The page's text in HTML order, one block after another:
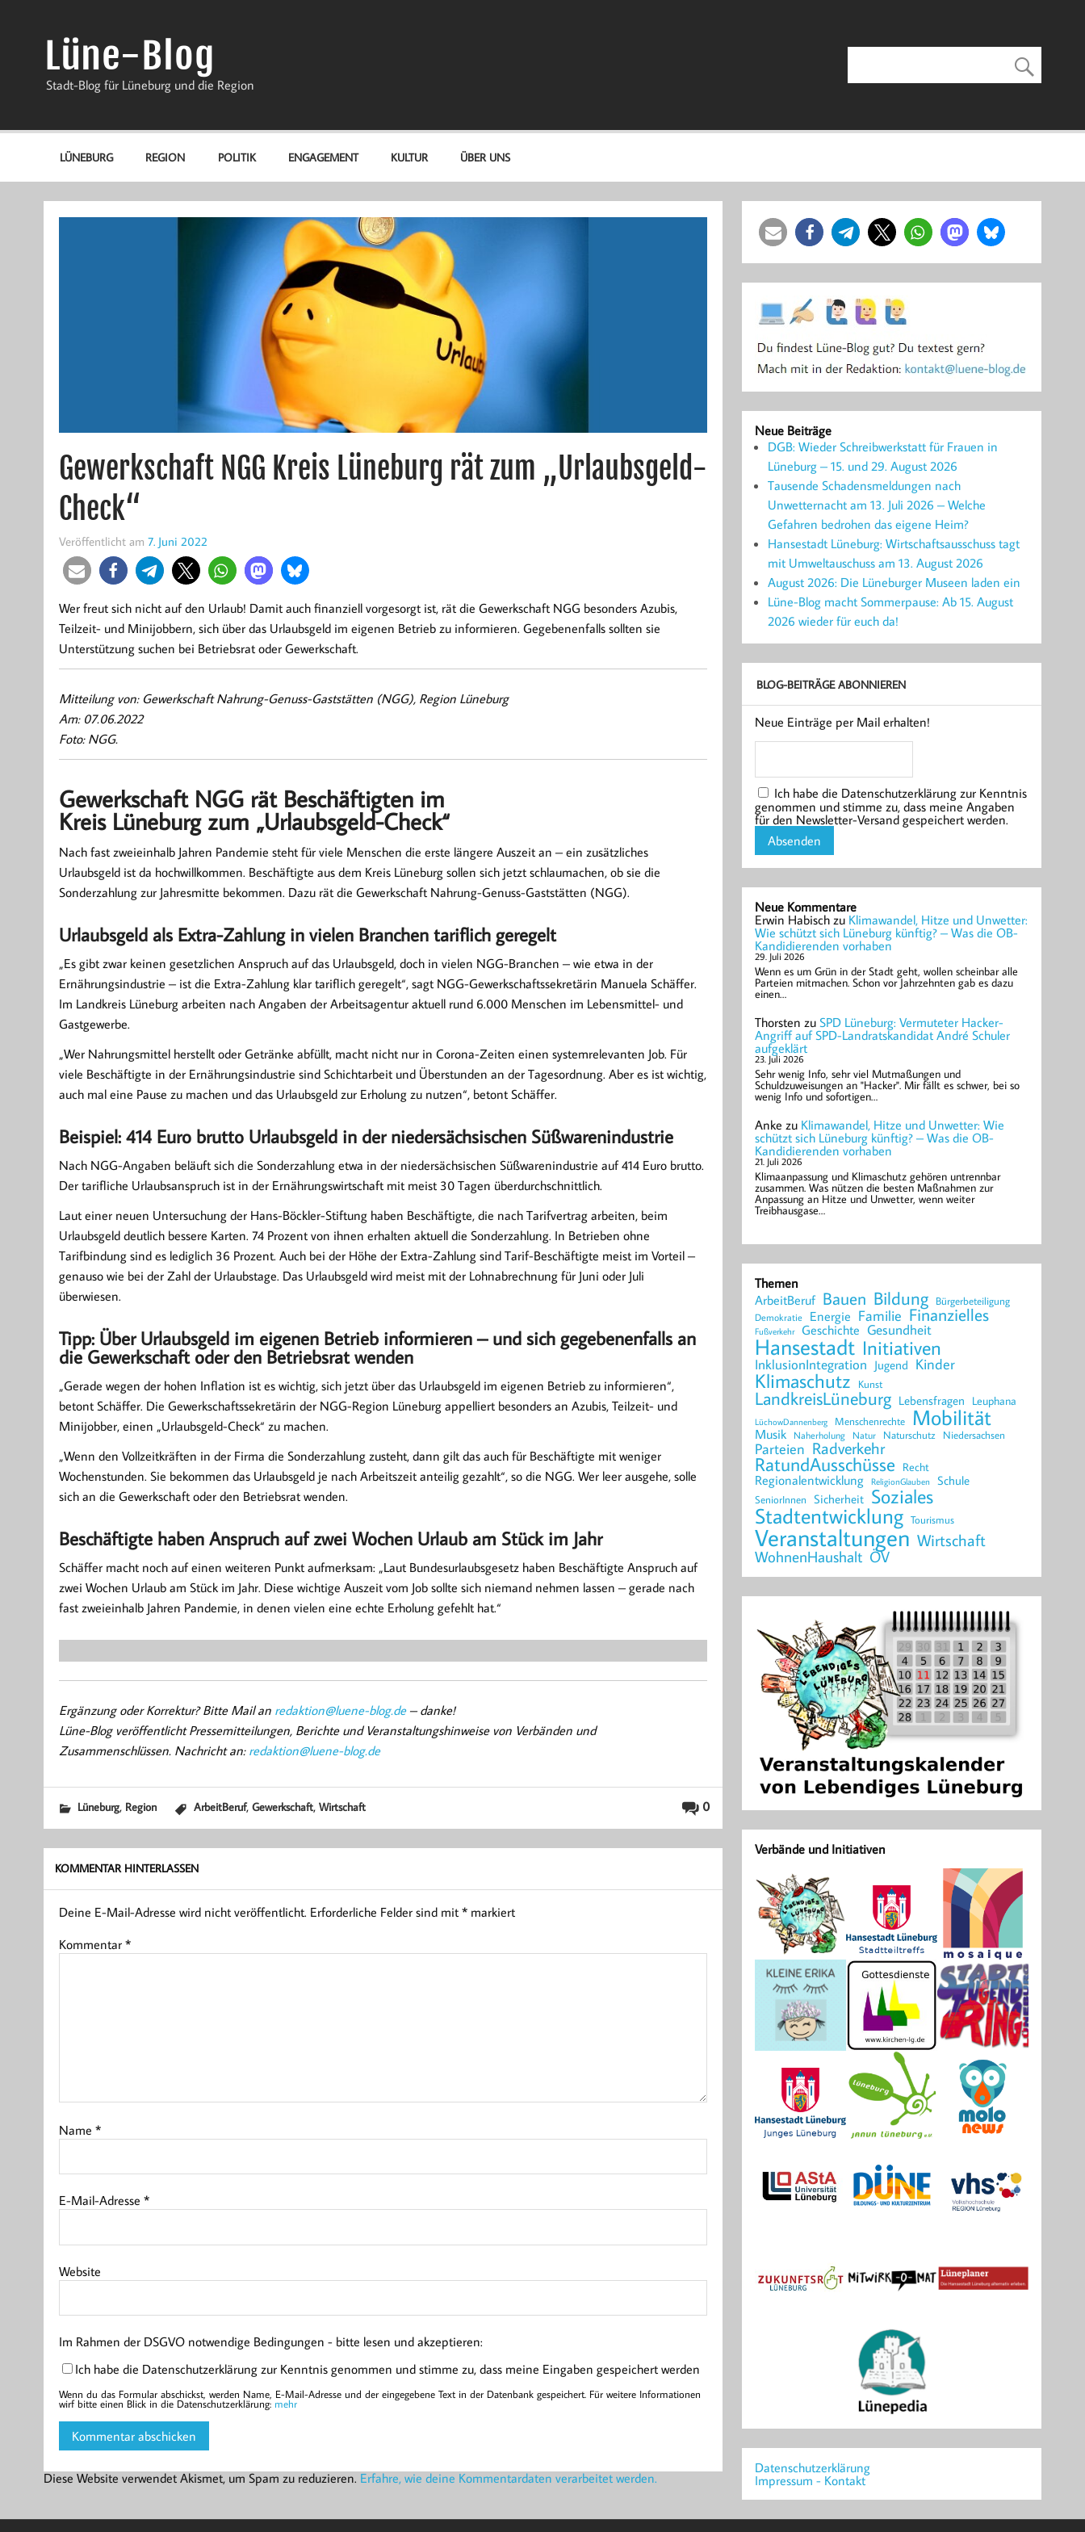
Lüne-Blog
Stadt-Blog für Lüneburg und die Region
LÜNEBURG REGION POLITIK ENGAGEMENT KULTUR ÜBER UNS
Gewerkschaft NGG Kreis Lüneburg rät zum „Urlaubsgeld-
Check“
Veröffentlicht am 7. Juni 2022
Wer freut sich nicht auf den Urlaub! Damit auch finanziell vorgesorgt ist, rät die Gewerkschaft NGG besonders Azubis,
Teilzeit- und Minijobbern, sich über das Urlaubsgeld im eigenen Betrieb zu informieren. Gegebenenfalls sollten sie
Unterstützung suchen bei Betriebsrat oder Gewerkschaft.
Mitteilung von: Gewerkschaft Nahrung-Genuss-Gaststätten (NGG), Region Lüneburg
Am: 07.06.2022
Foto: NGG.
Gewerkschaft NGG rät Beschäftigten im
Kreis Lüneburg zum „Urlaubsgeld-Check“
Nach fast zweieinhalb Jahren Pandemie steht für viele Menschen die erste längere Auszeit an – ein zusätzliches
Urlaubsgeld ist da hochwillkommen. Beschäftigte aus dem Kreis Lüneburg sollen sich jetzt schlaumachen, ob sie die
Sonderzahlung zur Jahresmitte bekommen. Dazu rät die Gewerkschaft Nahrung-Genuss-Gaststätten (NGG).
Urlaubsgeld als Extra-Zahlung in vielen Branchen tariflich geregelt
„Es gibt zwar keinen gesetzlichen Anspruch auf das Urlaubsgeld, doch in vielen NGG-Branchen – wie etwa in der
Ernährungsindustrie – ist die Extra-Zahlung klar tariflich geregelt“, sagt NGG-Gewerkschaftssekretärin Manuela Schäffer.
Im Landkreis Lüneburg arbeiten nach Angaben der Arbeitsagentur aktuell rund 6.000 Menschen im Lebensmittel- und
Gastgewerbe.
„Wer Nahrungsmittel herstellt oder Getränke abfüllt, macht nicht nur in Corona-Zeiten einen systemrelevanten Job. Für
viele Beschäftigte in der Ernährungsindustrie sind Schichtarbeit und Überstunden an der Tagesordnung. Aber es ist wichtig,
auch mal eine Pause zu machen und das Urlaubsgeld zur Erholung zu nutzen“, betont Schäffer.
Beispiel: 414 Euro brutto Urlaubsgeld in der niedersächsischen Süßwarenindustrie
Nach NGG-Angaben beläuft sich die Sonderzahlung etwa in der niedersächsischen Süßwarenindustrie auf 414 Euro brutto.
Der tarifliche Urlaubsanspruch ist in der Ernährungswirtschaft mit meist 30 Tagen überdurchschnittlich.
Laut einer neuen Untersuchung der Hans-Böckler-Stiftung haben Beschäftigte, die nach Tarifvertrag arbeiten, beim
Urlaubsgeld deutlich bessere Karten. 74 Prozent von ihnen erhalten aktuell die Sonderzahlung. In Betrieben ohne
Tarifbindung sind es lediglich 36 Prozent. Auch bei der Höhe der Extra-Zahlung sind Tarif-Beschäftigte meist im Vorteil –
genauso wie bei der Zahl der Urlaubstage. Das Urlaubsgeld wird meist mit der Lohnabrechnung für Juni oder Juli
überwiesen.
Tipp: Über Urlaubsgeld im eigenen Betrieb informieren – und sich gegebenenfalls an
die Gewerkschaft oder den Betriebsrat wenden
„Gerade wegen der hohen Inflation ist es wichtig, sich jetzt über das Urlaubsgeld im eigenen Betrieb zu informieren“,
betont Schäffer. Die Gewerkschaftssekretärin der NGG-Region Lüneburg appelliert besonders an Azubis, Teilzeit- und
Minijobber, einen „Urlaubsgeld-Check“ zu machen.
„Wenn den Vollzeitkräften in der Firma die Sonderzahlung zusteht, dann gilt das auch für Beschäftigte mit weniger
Wochenstunden. Sie bekommen das Urlaubsgeld je nach Arbeitszeit anteilig gezahlt“, so die NGG. Wer leer ausgehe, solle
sich an die Gewerkschaft oder den Betriebsrat wenden.
Beschäftigte haben Anspruch auf zwei Wochen Urlaub am Stück im Jahr
Schäffer macht noch auf einen weiteren Punkt aufmerksam: „Laut Bundesurlaubsgesetz haben Beschäftigte Anspruch auf
zwei Wochen Urlaub am Stück im Jahr. Diese wichtige Auszeit vom Job sollte sich niemand nehmen lassen – gerade nach
fast zweieinhalb Jahren Pandemie, in denen vielen eine echte Erholung gefehlt hat.“
Ergänzung oder Korrektur? Bitte Mail an redaktion@luene-blog.de– danke!
Lüne-Blog veröffentlicht Pressemitteilungen, Berichte und Veranstaltungshinweise von Verbänden und
Zusammenschlüssen. Nachricht an: redaktion@luene-blog.de
0
Lüneburg, Region ArbeitBeruf, Gewerkschaft, Wirtschaft
KOMMENTAR HINTERLASSEN
Deine E-Mail-Adresse wird nicht veröffentlicht. Erforderliche Felder sind mit *markiert
Kommentar *
Name *
E-Mail-Adresse *
Website
Im Rahmen der DSGVO notwendige Bedingungen - bitte lesen und akzeptieren:
Ich habe die Datenschutzerklärung zur Kenntnis genommen und stimme zu, dass meine Eingaben gespeichert werden
Wenn du das Formular abschickst, werden Name, E-Mail-Adresse und der eingegebene Text in der Datenbank gespeichert. Für weitere Informationen
wirf bitte einen Blick in die Datenschutzerklärung: mehr
Diese Website verwendet Akismet, um Spam zu reduzieren. Erfahre, wie deine Kommentardaten verarbeitet werden.
Neue Beiträge
DGB: Wieder Schreibwerkstatt für Frauen in
Lüneburg – 15. und 29. August 2026
Tausende Schadensmeldungen nach
Unwetternacht am 13. Juli 2026 – Welche
Gefahren bedrohen das eigene Heim?
Hansestadt Lüneburg: Wirtschaftsausschuss tagt
mit Umweltauschuss am 13. August 2026
August 2026: Die Lüneburger Museen laden ein
Lüne-Blog macht Sommerpause: Ab 15. August
2026 wieder für euch da!
BLOG-BEITRÄGE ABONNIEREN
Neue Einträge per Mail erhalten!
Ich habe die Datenschutzerklärung zur Kenntnis
genommen und stimme zu, dass meine Angaben
für den Newsletter-Versand gespeichert werden.
Neue Kommentare
Erwin Habisch zu Klimawandel, Hitze und Unwetter:
Wie schützt sich Lüneburg künftig? – Was die OB-
Kandidierenden vorhaben
29. Juli 2026
Wenn es um Grün in der Stadt geht, wollen scheinbar alle
Parteien mitmachen. Schon vor Jahrzehnten gab es dazu
einen…
Thorsten zuSPD Lüneburg: Vermuteter Hacker-
Angriff auf SPD-Landratskandidat André Schuler
aufgeklärt
23. Juli 2026
Sehr wenig Info, sehr viel Mutmaßungen und
Schuldzuweisungen an "Hacker". Mir fällt es schwer, bei so
wenig Info und sofortigen…
Anke zu Klimawandel, Hitze und Unwetter: Wie
schützt sich Lüneburg künftig? – Was die OB-
Kandidierenden vorhaben
21. Juli 2026
Klimaanpassung und Klimaschutz gehören untrennbar
zusammen. Was nützen die besten Maßnahmen zur
Anpassung an Hitze und Unwetter, wenn weiter
Treibhausgase…
Themen
ArbeitBeruf Bauen Bildung Bürgerbeteiligung
Demokratie Energie Familie Finanzielles
Fußverkehr Geschichte Gesundheit
Hansestadt Initiativen
InklusionIntegration Jugend Kinder
Klimaschutz Kunst
LandkreisLüneburg Lebensfragen Leuphana
LüchowDannenberg Menschenrechte Mobilität
Musik Naherholung Natur Naturschutz Niedersachsen
Parteien Radverkehr
RatundAusschüsse Recht
Regionalentwicklung ReligionGlauben Schule
SeniorInnen Sicherheit Soziales
Stadtentwicklung Tourismus
Veranstaltungen Wirtschaft
WohnenHaushalt ÖV
Verbände und Initiativen
Datenschutzerklärung
Impressum - Kontakt